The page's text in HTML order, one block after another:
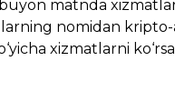
matnda
nomidan
xizmatlarni